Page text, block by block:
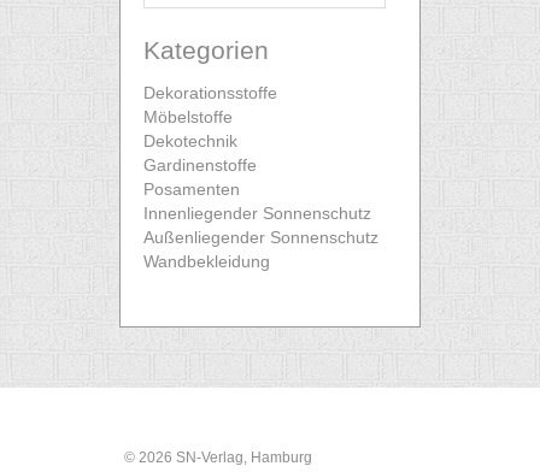
Kategorien
Dekorationsstoffe
Möbelstoffe
Dekotechnik
Gardinenstoffe
Posamenten
Innenliegender Sonnenschutz
Außenliegender Sonnenschutz
Wandbekleidung
© 2026 SN-Verlag, Hamburg